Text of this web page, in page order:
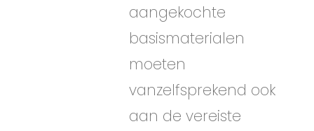
aangekochte
basismaterialen
moeten
vanzelfsprekend ook
aan de vereiste